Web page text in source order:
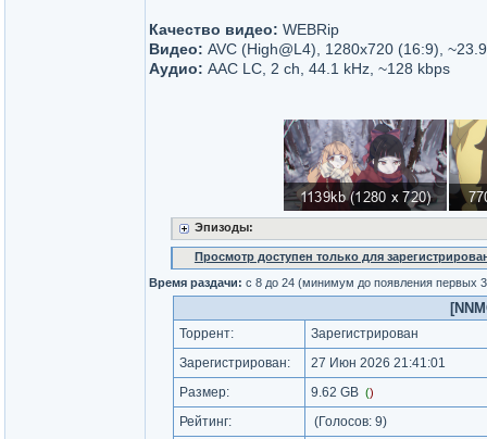
Качество видео: WEBRip
Видео: AVC (High@L4), 1280x720 (16:9),
Аудио: AAC LC, 2 ch, 44.1 kHz, ~128 kbps
Эпизоды:
Просмотр доступен только для
Время раздачи: c 8 до 24 (минимум до появления первых
Торрент:
Зарегистрирован
Зарегистрирован:
27 Июн 2026 21:41:01
Размер:
9.62 GB ()
Рейтинг: (Голосов: 9)